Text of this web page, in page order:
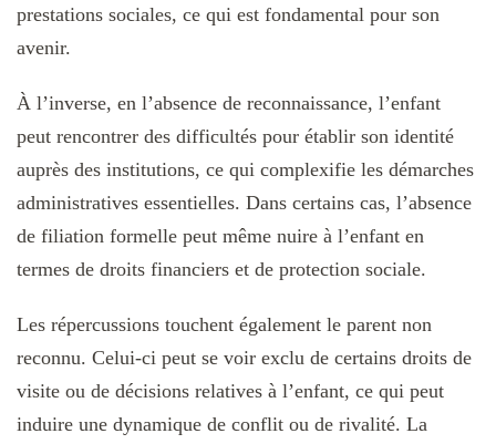
prestations sociales, ce qui est fondamental pour son
avenir.
À l’inverse, en l’absence de reconnaissance, l’enfant
peut rencontrer des difficultés pour établir son identité
auprès des institutions, ce qui complexifie les démarches
administratives essentielles. Dans certains cas, l’absence
de filiation formelle peut même nuire à l’enfant en
termes de droits financiers et de protection sociale.
Les répercussions touchent également le parent non
reconnu. Celui-ci peut se voir exclu de certains droits de
visite ou de décisions relatives à l’enfant, ce qui peut
induire une dynamique de conflit ou de rivalité. La